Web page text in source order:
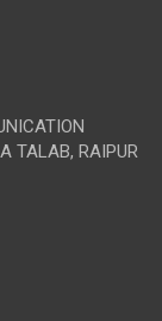
TALAB, RAIPUR